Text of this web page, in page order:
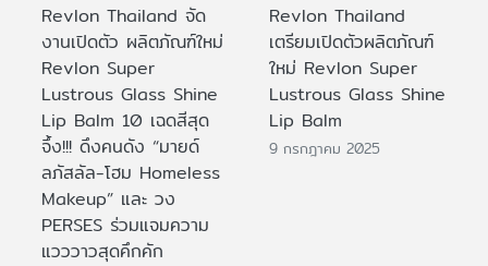
Revlon Thailand จัด
งานเปิดตัว ผลิตภัณฑ์ใหม่
Revlon Super
Lustrous Glass Shine
Lip Balm 10 เฉดสีสุด
จึ้ง!!! ดึงคนดัง “มายด์
ลภัสลัล-โฮม Homeless
Makeup” และ วง
PERSES ร่วมแจมความ
แวววาวสุดคึกคัก
Revlon Thailand
เตรียมเปิดตัวผลิตภัณฑ์
ใหม่ Revlon Super
Lustrous Glass Shine
Lip Balm
9 กรกฎาคม 2025